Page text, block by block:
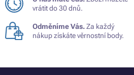
vrátit do 30 dnů.
Odměníme Vás.Za každý
nákup získáte věrnostní body.